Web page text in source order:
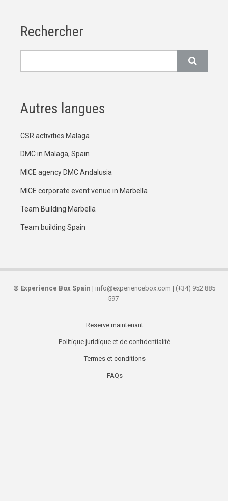
Rechercher
Autres langues
CSR activities Malaga
DMC in Malaga, Spain
MICE agency DMC Andalusia
MICE corporate event venue in Marbella
Team Building Marbella
Team building Spain
© Experience Box Spain | info@experiencebox.com | (+34) 952 885
597
Secondary
Reserve maintenant
Politique juridique et de confidentialité
Termes et conditions
FAQs